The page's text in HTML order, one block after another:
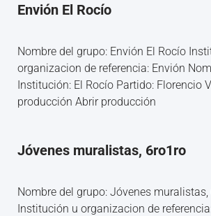
Envión El Rocío
Nombre del grupo: Envión El Rocío
organizacion de referencia: Envión
Institución: El Rocío Partido: Florencio
producción Abrir producción
Jóvenes muralistas, 6ro1ro
Nombre del grupo: Jóvenes
Institución u organizacion de